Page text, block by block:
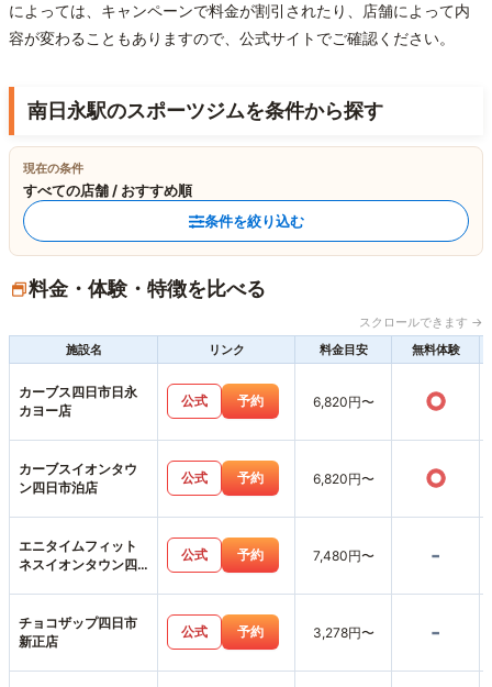
によっては、キャンペーンで料金が割引されたり、店舗によって内
容が変わることもありますので、公式サイトでご確認ください。
南日永駅のスポーツジムを条件から探す
現在の条件
すべての店舗 / おすすめ順
条件を絞り込む
料金・体験・特徴を比べる
スクロールできます →
施設名
リンク 料金目安 無料体験
カーブス四日市日永
カヨー店
公式 予約 6,820円〜 ○
カーブスイオンタウ
ン四日市泊店
公式 予約 6,820円〜 ○
エニタイムフィット
ネスイオンタウン四
公式 予約 7,480円〜 -
チョコザップ四日市
新正店
公式 予約 3,278円〜 -